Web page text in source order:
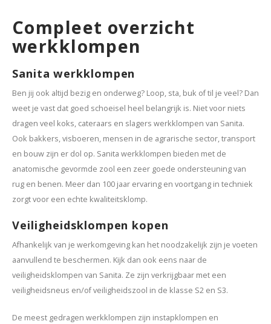
Compleet overzicht
werkklompen
Sanita werkklompen
Ben jij ook altijd bezig en onderweg? Loop, sta, buk of til je veel? Dan
weet je vast dat goed schoeisel heel belangrijk is. Niet voor niets
dragen veel koks, cateraars en slagers werkklompen van Sanita.
Ook bakkers, visboeren, mensen in de agrarische sector, transport
en bouw zijn er dol op. Sanita werkklompen bieden met de
anatomische gevormde zool een zeer goede ondersteuning van
rug en benen. Meer dan 100 jaar ervaring en voortgang in techniek
zorgt voor een echte kwaliteitsklomp.
Veiligheidsklompen kopen
Afhankelijk van je werkomgeving kan het noodzakelijk zijn je voeten
aanvullend te beschermen. Kijk dan ook eens naar de
veiligheidsklompen van Sanita. Ze zijn verkrijgbaar met een
veiligheidsneus en/of veiligheidszool in de klasse S2 en S3.
De meest gedragen werkklompen zijn instapklompen en